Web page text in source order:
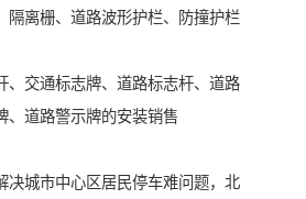
隔离栅、道路波形护栏、防撞护栏
、交通标志牌、道路标志杆、道路
、道路警示牌的安装销售
决城市中心区居民停车难问题，北